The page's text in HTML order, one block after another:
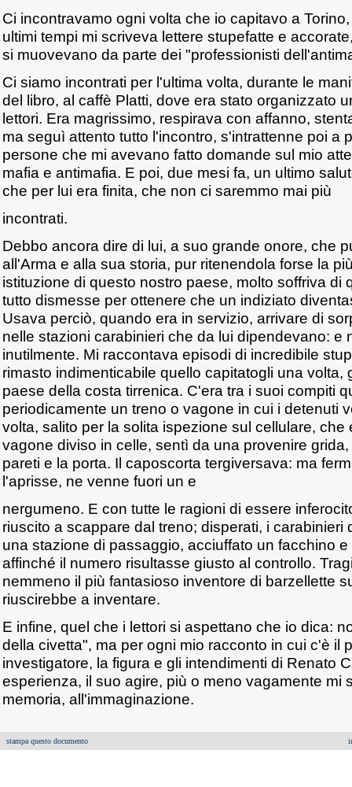
Ci incontravamo ogni volta che io capitavo a
ultimi tempi mi scriveva lettere stupefatte e
si muovevano da parte dei "professionisti
Ci siamo incontrati per l'ultima volta, durante le
del libro, al caffè Platti, dove era stato organizzato
lettori. Era magrissimo, respirava con affanno,
ma seguì attento tutto l'incontro, s'intrattenne poi a
persone che mi avevano fatto domande sul mio
mafia e antimafia. E poi, due mesi fa, un ultimo
che per lui era finita, che non ci saremmo mai più
incontrati.
Debbo ancora dire di lui, a suo grande onore, che
all'Arma e alla sua storia, pur ritenendola forse la
istituzione di questo nostro paese, molto soffriva di
tutto dismesse per ottenere che un indiziato
Usava perciò, quando era in servizio, arrivare di
nelle stazioni carabinieri che da lui dipendevano: e
inutilmente. Mi raccontava episodi di incredibile
rimasto indimenticabile quello capitatogli una volta,
paese della costa tirrenica. C'era tra i suoi compiti
periodicamente un treno o vagone in cui i detenuti
volta, salito per la solita ispezione sul cellulare, che
vagone diviso in celle, sentì da una provenire
pareti e la porta. Il caposcorta tergiversava: ma
l'aprisse, ne venne fuori un e
nergumeno. E con tutte le ragioni di essere
riuscito a scappare dal treno; disperati, i carabinieri
una stazione di passaggio, acciuffato un facchino
affinché il numero risultasse giusto al controllo.
nemmeno il più fantasioso inventore di barzellette
riuscirebbe a inventare.
E infine, quel che i lettori si aspettano che io dica:
della civetta", ma per ogni mio racconto in cui c'è il
investigatore, la figura e gli intendimenti di Renato
esperienza, il suo agire, più o meno vagamente mi
memoria, all'immaginazione.
stampa questo documento